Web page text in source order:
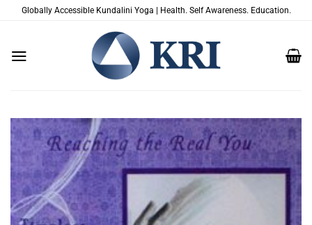
Globally Accessible Kundalini Yoga | Health. Self Awareness. Education.